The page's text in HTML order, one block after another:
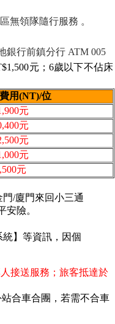
無領隊隨行服務 。
銀行前鎮分行 ATM 005
元；6歲以下不佔床
用(NT)/位
元
元
元
元
元
/廈門來回小三通
險。
】等資訊，因個
接送服務；旅客抵達於
合車合團，若需不合車